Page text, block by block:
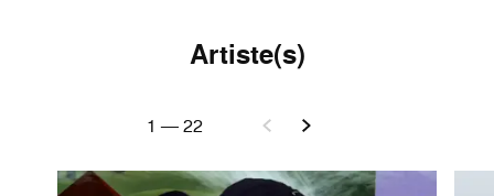
Artiste(s)
1 —22